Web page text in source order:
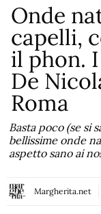
Onde
capelli,
il phon.
De
Roma
Basta poco (se si
bellissime onde
aspetto sano ai
Margherita.net